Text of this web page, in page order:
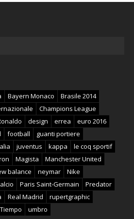
Bayern Monaco
Brasile 2014
Champions League
design errea
euro 2016
football
guanti portiere
juventus kappa
le coq sportif
Magista
Manchester United
balance neymar
Nike
Paris Saint-Germain
Predator
Real Madrid
rupertgraphic
Tiempo umbro